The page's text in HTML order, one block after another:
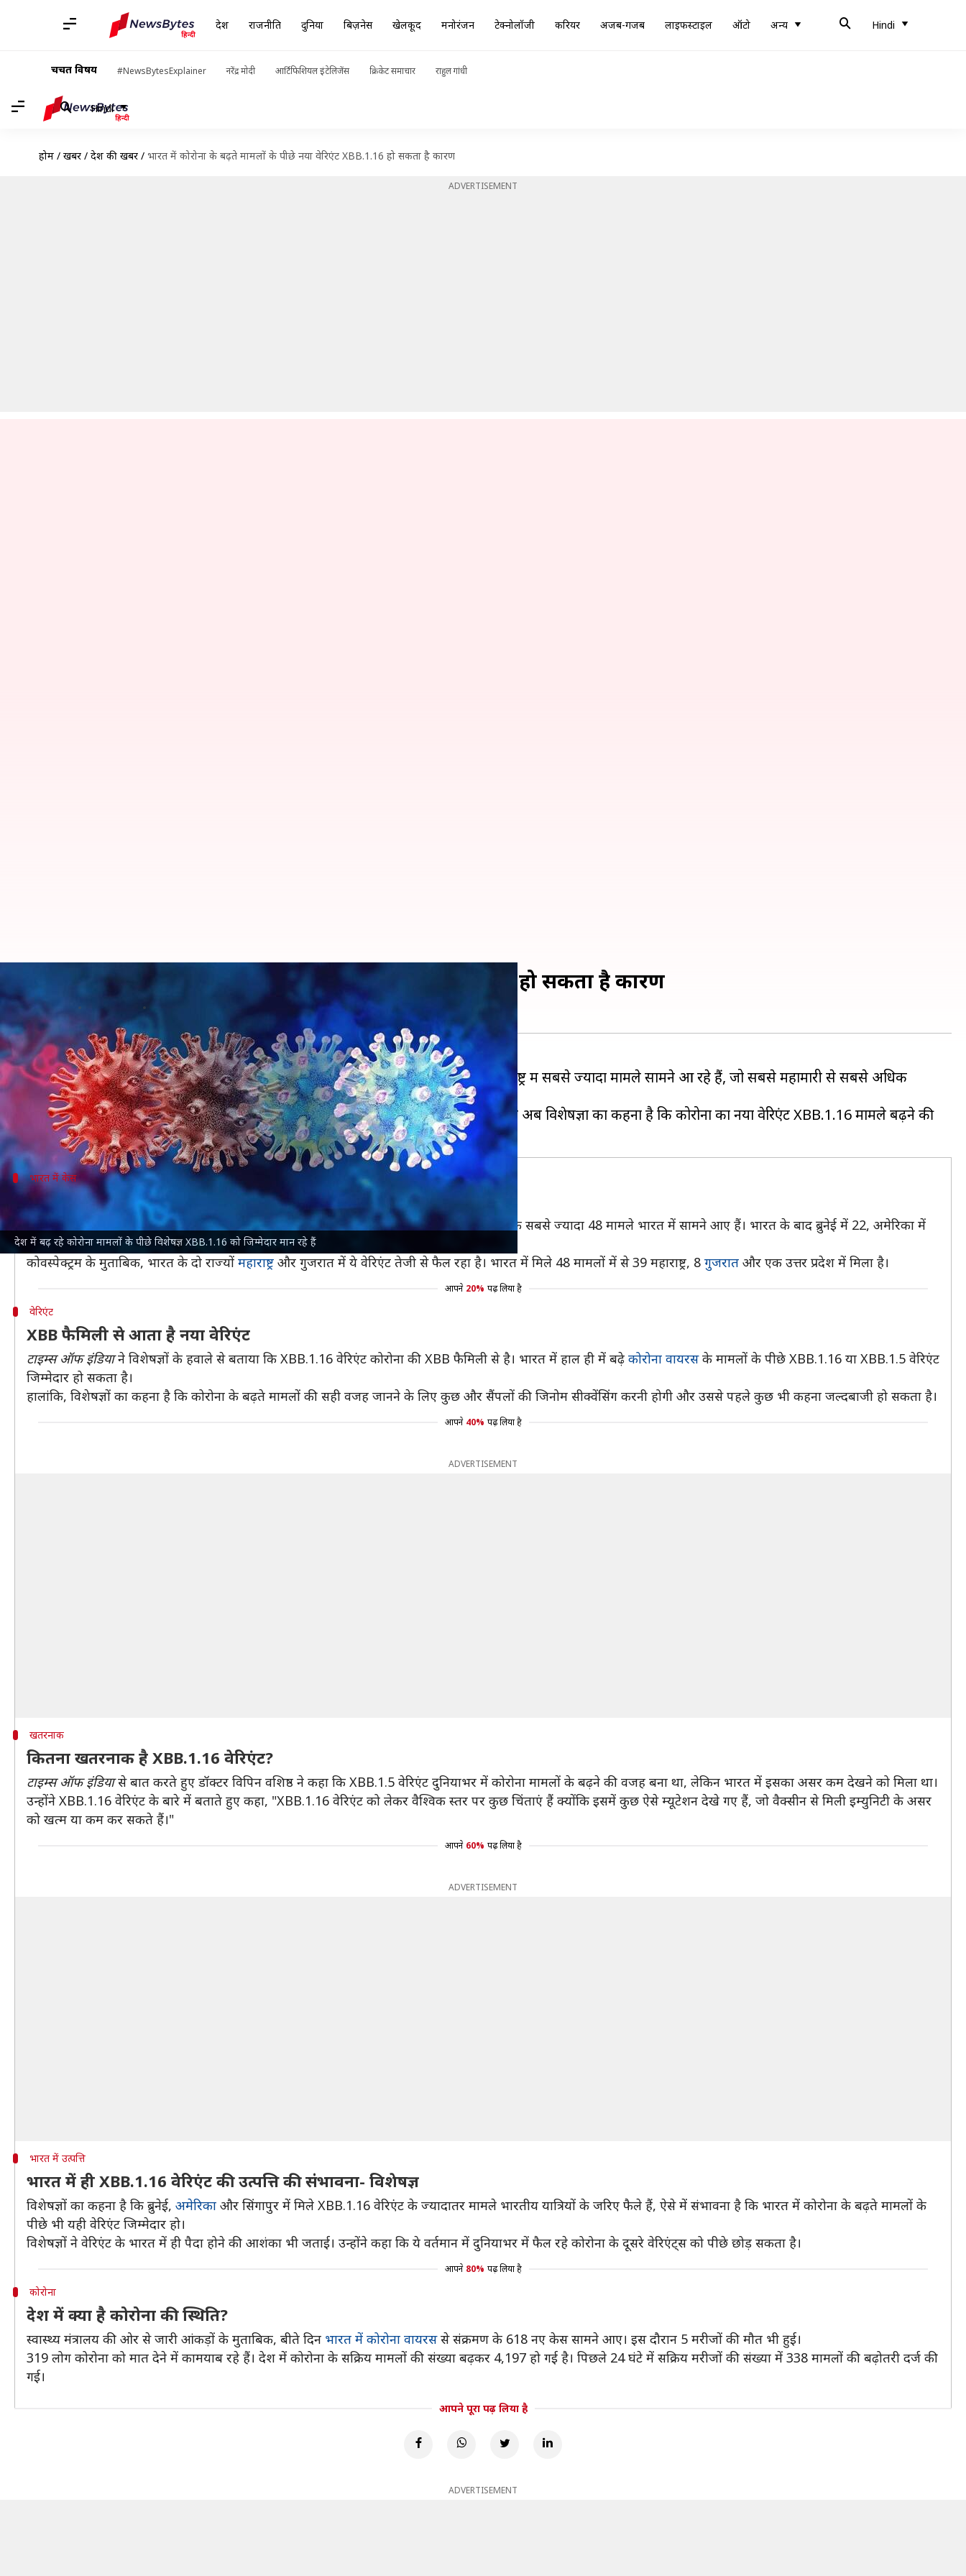
देश राजनीति दुनिया बिज़नेस खेलकूद मनोरंजन टेक्नोलॉजी करियर अजब-गजब लाइफस्टाइल ऑटो अन्य Hindi
चर्चित विषय #NewsBytesExplainer नरेंद्र मोदी आर्टिफिशियल इंटेलिजेंस क्रिकेट समाचार राहुल गांधी
Hindi
होम / खबरें / देश की खबरें / भारत में कोरोना के बढ़ते मामलों के पीछे नया वेरिएंट XBB.1.16 हो सकता है कारण
ADVERTISEMENT
देश में बढ़ रहे कोरोना मामलों के पीछे विशेषज्ञ XBB.1.16 को जिम्मेदार मान रहे हैं
भारत में कोरोना के बढ़ते मामलों के पीछे नया वेरिएंट XBB.1.16 हो सकता है कारण
लेखन Mar 15, 2023
क्या है खबर?
भारत में बीते कुछ दिनों सेकोरोना वायरस के मामलेफिर से बढ़ने लगे हैं। केरल, कर्नाटक और महाराष्ट्र में सबसे ज्यादा मामले सामने आ रहे हैं, जो सबसे महामारी से सबसे अधिक
प्रभावित राज्यों में शामिल हैं।
अब तक इसके पीछेH3N2 इंफ्लुएंजावायरस और वायरल बुखार को वजह माना जा रहा था, लेकिन अब विशेषज्ञों का कहना है कि कोरोना का नया वेरिएंट XBB.1.16 मामले बढ़ने की
भारत में केस
XBB.1.16 के भारत में सबसे ज्यादा मामले
कोरोना के वेरिएंट्स पर नजर रखने वाले एक अंतरराष्ट्रीय प्लेटफॉर्म कोवस्पेक्ट्रम के मुताबिक, XBB.1.16 के सबसे ज्यादा 48 मामले भारत में सामने आए हैं। भारत के बाद ब्रुनेई में 22, अमेरिका में
15 और सिंगापुर में 14 मामले मिले हैं।
कोवस्पेक्ट्रम के मुताबिक, भारत के दो राज्यों महाराष्ट्र और गुजरात में ये वेरिएंट तेजी से फैल रहा है। भारत में मिले 48 मामलों में से 39 महाराष्ट्र, 8 गुजरात और एक उत्तर प्रदेश में मिला है।
आपने 20% पढ़ लिया है
वेरिएंट
XBB फैमिली से आता है नया वेरिएंट
टाइम्स ऑफ इंडियाने विशेषज्ञों के हवाले से बताया कि XBB.1.16 वेरिएंट कोरोना की XBB फैमिली से है। भारत में हाल ही में बढ़े कोरोना वायरसके मामलों के पीछे XBB.1.16 या XBB.1.5 वेरिएंट
जिम्मेदार हो सकता है।
हालांकि, विशेषज्ञों का कहना है कि कोरोना के बढ़ते मामलों की सही वजह जानने के लिए कुछ और सैंपलों की जिनोम सीक्वेंसिंग करनी होगी और उससे पहले कुछ भी कहना जल्दबाजी हो सकता है।
आपने 40% पढ़ लिया है
ADVERTISEMENT
खतरनाक
कितना खतरनाक है XBB.1.16 वेरिएंट?
टाइम्स ऑफ इंडियासे बात करते हुए डॉक्टर विपिन वशिष्ठ ने कहा कि XBB.1.5 वेरिएंट दुनियाभर में कोरोना मामलों के बढ़ने की वजह बना था, लेकिन भारत में इसका असर कम देखने को मिला था।
उन्होंने XBB.1.16 वेरिएंट के बारे में बताते हुए कहा, "XBB.1.16 वेरिएंट को लेकर वैश्विक स्तर पर कुछ चिंताएं हैं क्योंकि इसमें कुछ ऐसे म्यूटेशन देखे गए हैं, जो वैक्सीन से मिली इम्युनिटी के असर
को खत्म या कम कर सकते हैं।"
आपने 60% पढ़ लिया है
ADVERTISEMENT
भारत में उत्पत्ति
भारत में ही XBB.1.16 वेरिएंट की उत्पत्ति की संभावना- विशेषज्ञ
विशेषज्ञों का कहना है कि ब्रुनेई, अमेरिका और सिंगापुर में मिले XBB.1.16 वेरिएंट के ज्यादातर मामले भारतीय यात्रियों के जरिए फैले हैं, ऐसे में संभावना है कि भारत में कोरोना के बढ़ते मामलों के
पीछे भी यही वेरिएंट जिम्मेदार हो।
विशेषज्ञों ने वेरिएंट के भारत में ही पैदा होने की आशंका भी जताई। उन्होंने कहा कि ये वर्तमान में दुनियाभर में फैल रहे कोरोना के दूसरे वेरिएंट्स को पीछे छोड़ सकता है।
आपने 80% पढ़ लिया है
कोरोना
देश में क्या है कोरोना की स्थिति?
स्वास्थ्य मंत्रालय की ओर से जारी आंकड़ों के मुताबिक, बीते दिन भारत में कोरोना वायरससे संक्रमण के 618 नए केस सामने आए। इस दौरान 5 मरीजों की मौत भी हुई।
319 लोग कोरोना को मात देने में कामयाब रहे हैं। देश में कोरोना के सक्रिय मामलों की संख्या बढ़कर 4,197 हो गई है। पिछले 24 घंटे में सक्रिय मरीजों की संख्या में 338 मामलों की बढ़ोतरी दर्ज की
गई।
आपने पूरा पढ़ लिया है
ADVERTISEMENT